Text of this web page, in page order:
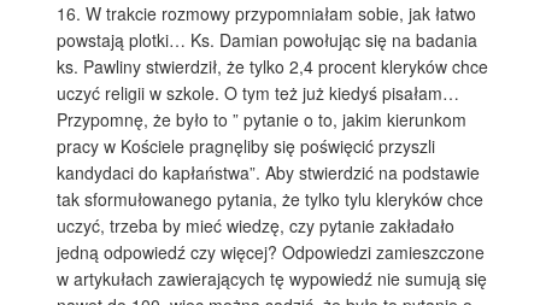
16. W trakcie rozmowy przypomniałam sobie, jak łatwo
powstają plotki… Ks. Damian powołując się na badania
ks. Pawliny stwierdził, że tylko 2,4 procent kleryków chce
uczyć religii w szkole. O tym też już kiedyś pisałam…
Przypomnę, że było to ” pytanie o to, jakim kierunkom
pracy w Kościele pragnęliby się poświęcić przyszli
kandydaci do kapłaństwa”. Aby stwierdzić na podstawie
tak sformułowanego pytania, że tylko tylu kleryków chce
uczyć, trzeba by mieć wiedzę, czy pytanie zakładało
jedną odpowiedź czy więcej? Odpowiedzi zamieszczone
w artykułach zawierających tę wypowiedź nie sumują się